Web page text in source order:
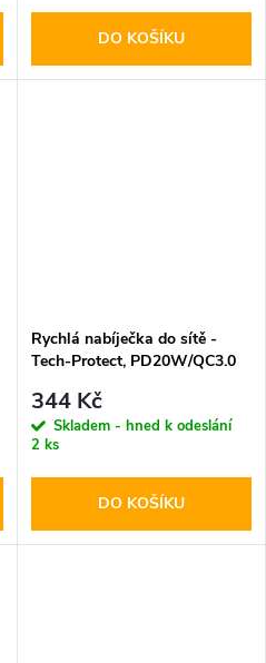
DO KOŠÍKU
Rychlá nabíječka do sítě -
Tech-Protect, PD20W/QC3.0
344 Kč
Skladem - hned k odeslání
2 ks
DO KOŠÍKU